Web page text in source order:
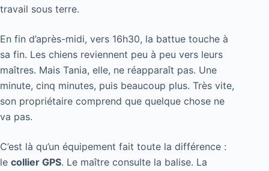
travail sous terre.
En fin d’après-midi, vers 16h30, la battue touche à
sa fin. Les chiens reviennent peu à peu vers leurs
maîtres. Mais Tania, elle, ne réapparaît pas. Une
minute, cinq minutes, puis beaucoup plus. Très vite,
son propriétaire comprend que quelque chose ne
va pas.
C’est là qu’un équipement fait toute la différence :
le collier GPS. Le maître consulte la balise. La